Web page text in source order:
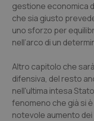
Psoriasi & pelle
Quotidiano
Quotidiano
Quotidiano
gestione economica
che sia giusto
uno sforzo per
nell’arco di un
Altro capitolo che
difensiva, del resto
nell'ultima intesa
fenomeno che già si
notevole aumento